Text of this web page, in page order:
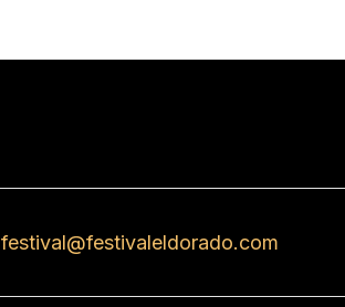
festival@festivaleldorado.com